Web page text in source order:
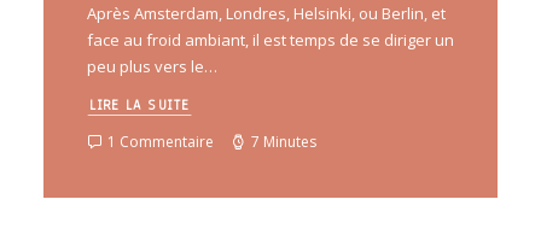
Après Amsterdam, Londres, Helsinki, ou Berlin, et
face au froid ambiant, il est temps de se diriger un
peu plus vers le…
LIRE LA SUITE
1 Commentaire 7 Minutes